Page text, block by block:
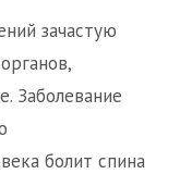
зачастую
Заболевание
болит спина